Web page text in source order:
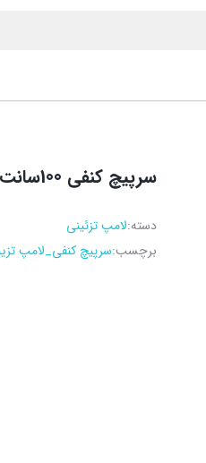
سرپیچ کنفی 100سانت
دسته:لامپ تزئینی
برچسب:سرپیچ کنفی_لامپ